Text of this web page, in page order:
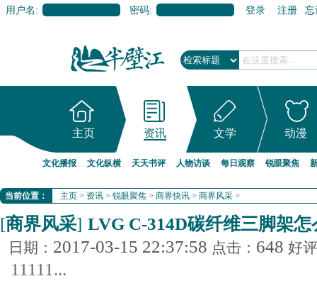
用户名: 密码: 登录 注册 忘
主页 资讯 文学 动漫
文化播报 文化纵横 天天书评 人物访谈 每日观察 锐眼聚焦
当前位置： 主页 > 资讯 > 锐眼聚焦 > 商界快讯 > 商界风采 >
[商界风采] LVG C-314D碳纤维三脚架
日期： 2017-03-15 22:37:58 点击： 648 好
11111...